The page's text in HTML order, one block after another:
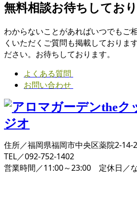
無料相談お待ちしてお
わからないことがあればいつでもご
くいただくご質問も掲載しておりま
ださい。お待ちしております。
よくある質問
お問い合わせ
住所／福岡県福岡市中央区薬院2-
TEL／092-752-1402
営業時間／11:00～23:00 定休日／